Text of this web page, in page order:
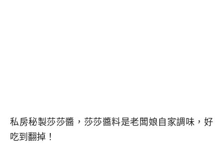
私房秘製莎莎醬，莎莎醬料是老闆娘自家調味，好
吃到翻掉！